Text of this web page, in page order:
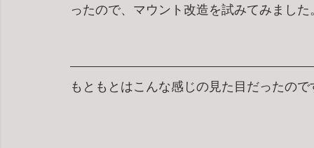
ったので、マウント改造を試みてみました
もともとはこんな感じの見た目だったので